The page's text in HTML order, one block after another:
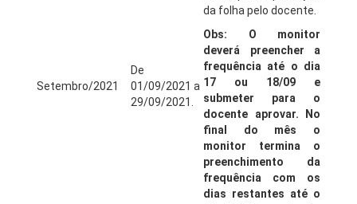
Setembro/2021
De
01/09/2021 a
29/09/2021.
da folha pelo docente.
Obs: O monitor
deverá preencher a
frequência até o dia
17 ou 18/09 e
submeter para o
docente aprovar. No
final do mês o
monitor termina o
preenchimento da
frequência com os
dias restantes até o